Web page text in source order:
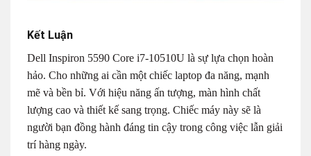
Kết Luận
Dell Inspiron 5590 Core i7-10510U là sự lựa chọn hoàn
hảo. Cho những ai cần một chiếc laptop đa năng, mạnh
mẽ và bền bỉ. Với hiệu năng ấn tượng, màn hình chất
lượng cao và thiết kế sang trọng. Chiếc máy này sẽ là
người bạn đồng hành đáng tin cậy trong công việc lẫn giải
trí hàng ngày.